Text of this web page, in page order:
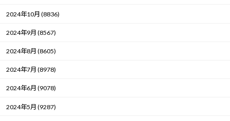
2024年10月 (8836)
2024年9月 (8567)
2024年8月 (8605)
2024年7月 (8978)
2024年6月 (9078)
2024年5月 (9287)